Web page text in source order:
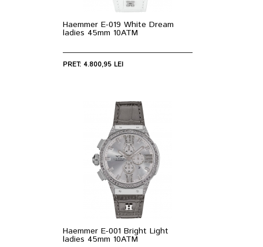
Haemmer E-019 White Dream
ladies 45mm 10ATM
PRET: 4.800,95 LEI
Haemmer E-001 Bright Light
ladies 45mm 10ATM